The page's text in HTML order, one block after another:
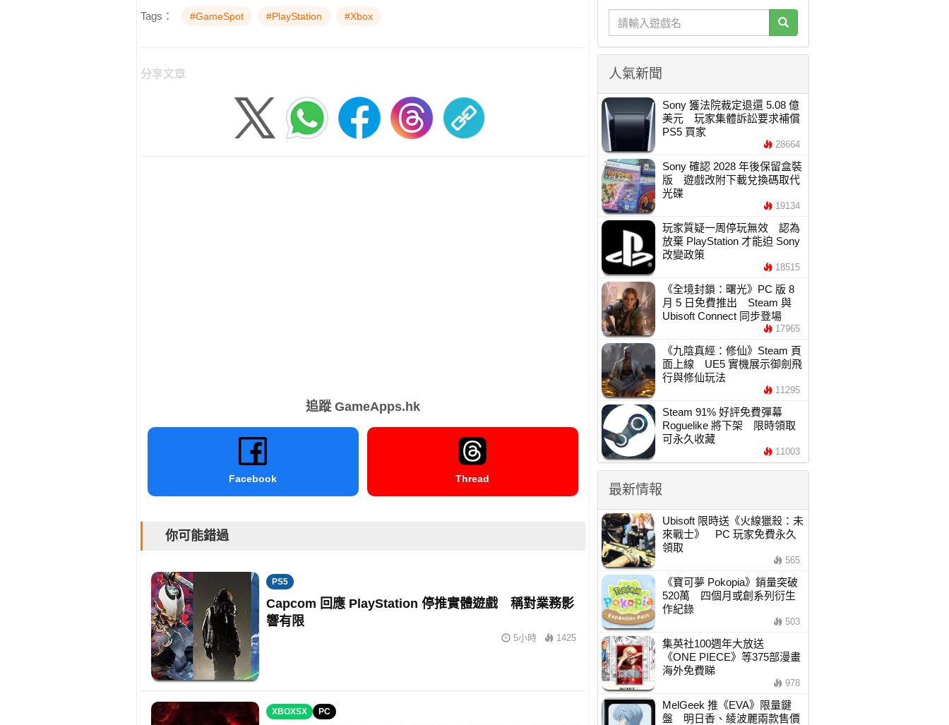
Tags： #GameSpot #PlayStation #Xbox
分享文章
追蹤 GameApps.hk
Facebook Thread
你可能錯過
PS5
Capcom 回應 PlayStation 停推實體遊戲 稱對業務影
響有限
5小時 1425
XBOXSX PC
人氣新聞
Sony 獲法院裁定退還 5.08 億
美元 玩家集體訴訟要求補償
PS5 買家
28664
Sony 確認 2028 年後保留盒裝
版 遊戲改附下載兌換碼取代
光碟
19134
玩家質疑一周停玩無效 認為
放棄 PlayStation 才能迫 Sony
改變政策
18515
《全境封鎖：曙光》PC 版 8
月 5 日免費推出 Steam 與
Ubisoft Connect 同步登場
17965
《九陰真經：修仙》Steam 頁
面上線 UE5 實機展示御劍飛
行與修仙玩法
11295
Steam 91% 好評免費彈幕
Roguelike 將下架 限時領取
可永久收藏
11003
最新情報
Ubisoft 限時送《火線獵殺：未
來戰士》 PC 玩家免費永久
領取
565
《寶可夢 Pokopia》銷量突破
520萬 四個月或創系列衍生
作紀錄
503
集英社100週年大放送
《ONE PIECE》等375部漫畫
海外免費睇
978
MelGeek 推《EVA》限量鍵
盤 明日香、綾波麗兩款售價